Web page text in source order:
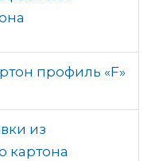
профиль «F»
из
картона